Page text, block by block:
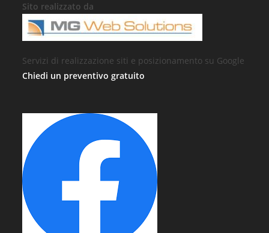
Sito realizzato da
Servizi di realizzazione siti e posizionamento su Google
Chiedi un preventivo gratuito